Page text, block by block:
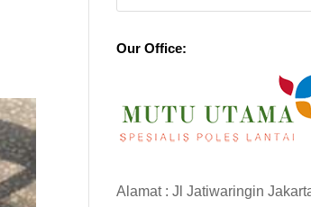
Our Office:
Alamat : Jl Jatiwaringin